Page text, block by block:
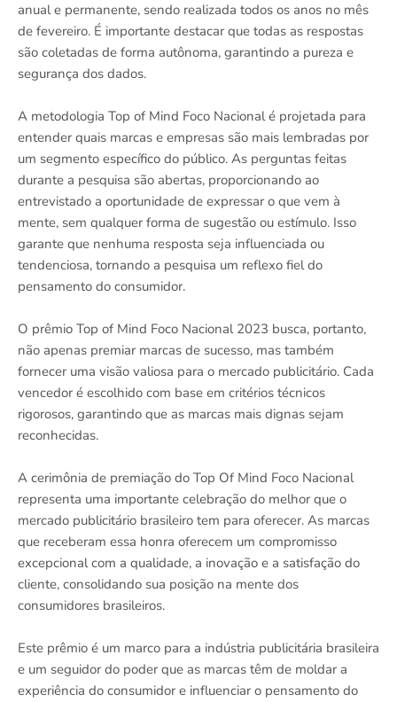
anual e permanente, sendo realizada todos os anos no mês
de fevereiro. É importante destacar que todas as respostas
são coletadas de forma autônoma, garantindo a pureza e
segurança dos dados.
A metodologia Top of Mind Foco Nacional é projetada para
entender quais marcas e empresas são mais lembradas por
um segmento específico do público. As perguntas feitas
durante a pesquisa são abertas, proporcionando ao
entrevistado a oportunidade de expressar o que vem à
mente, sem qualquer forma de sugestão ou estímulo. Isso
garante que nenhuma resposta seja influenciada ou
tendenciosa, tornando a pesquisa um reflexo fiel do
pensamento do consumidor.
O prêmio Top of Mind Foco Nacional 2023 busca, portanto,
não apenas premiar marcas de sucesso, mas também
fornecer uma visão valiosa para o mercado publicitário. Cada
vencedor é escolhido com base em critérios técnicos
rigorosos, garantindo que as marcas mais dignas sejam
reconhecidas.
A cerimônia de premiação do Top Of Mind Foco Nacional
representa uma importante celebração do melhor que o
mercado publicitário brasileiro tem para oferecer. As marcas
que receberam essa honra oferecem um compromisso
excepcional com a qualidade, a inovação e a satisfação do
cliente, consolidando sua posição na mente dos
consumidores brasileiros.
Este prêmio é um marco para a indústria publicitária brasileira
e um seguidor do poder que as marcas têm de moldar a
experiência do consumidor e influenciar o pensamento do